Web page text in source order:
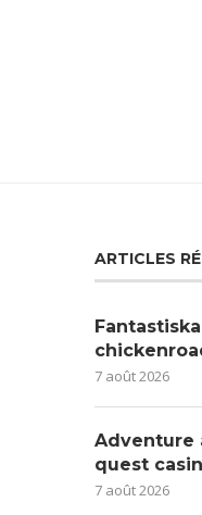
ARTICLES
7 août 2026
Adventure
quest
7 août 2026